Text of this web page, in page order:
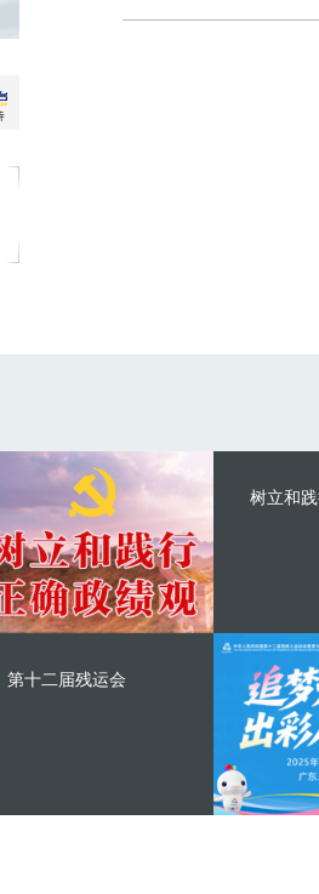
树立和
第十二届残运会